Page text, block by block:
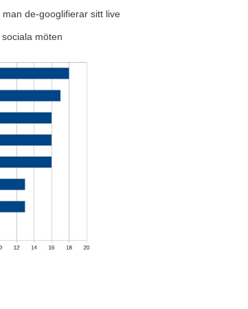
de-googlifierar sitt live
möten